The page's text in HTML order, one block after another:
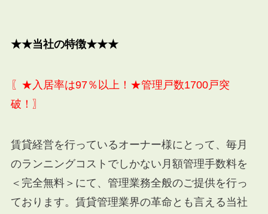
★★当社の特徴★★★
〖★入居率は97％以上！★管理戸数1700戸突
破！〗
賃貸経営を行っているオーナー様にとって、毎月
のランニングコストでしかない月額管理手数料を
＜完全無料＞にて、管理業務全般のご提供を行っ
ております。賃貸管理業界の革命とも言える当社